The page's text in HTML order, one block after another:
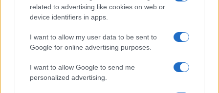
related to advertising like cookies on web or
device identifiers in apps.
I want to allow my user data to be sent to
Google for online advertising purposes.
I want to allow Google to send me
personalized advertising.
Bel-Air “em 1990.
Business Ventures:
Jackson faz parte de um grupo de
investidores que possuem o The Burr Ridge Bank and
também é co-proprietário e CEO do Bo Jackson Elite